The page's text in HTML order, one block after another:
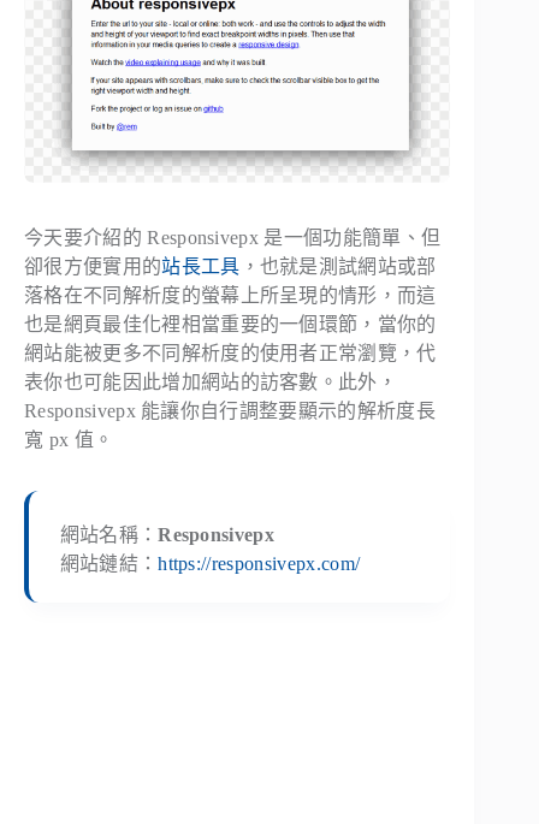
今天要介紹的 Responsivepx 是一個功能簡單、但
卻很方便實用的站長工具 ，也就是測試網站或部
落格在不同解析度的螢幕上所呈現的情形，而這
也是網頁最佳化裡相當重要的一個環節，當你的
網站能被更多不同解析度的使用者正常瀏覽，代
表你也可能因此增加網站的訪客數。此外，
Responsivepx 能讓你自行調整要顯示的解析度長
寬 px 值。
網站名稱：Responsivepx
網站鏈結：https://responsivepx.com/